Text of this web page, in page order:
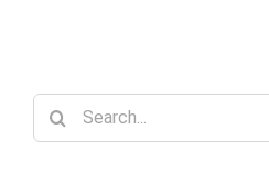
Search
for: